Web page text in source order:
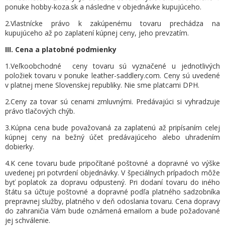
ponuke hobby-koza.sk a následne v objednávke kupujúceho.
2.Vlastnícke právo k zakúpenému tovaru prechádza na
kupujúceho až po zaplatení kúpnej ceny, jeho prevzatím.
III. Cena a platobné podmienky
1.Veľkoobchodné ceny tovaru sú vyznačené u jednotlivých
položiek tovaru v ponuke leather-saddlery.com. Ceny sú uvedené
v platnej mene Slovenskej republiky. Nie sme platcami DPH.
2.Ceny za tovar sú cenami zmluvnými. Predávajúci si vyhradzuje
právo tlačových chýb.
3.Kúpna cena bude považovaná za zaplatenú až pripísaním celej
kúpnej ceny na bežný účet predávajúceho alebo uhradením
dobierky.
4.K cene tovaru bude pripočítané poštovné a dopravné vo výške
uvedenej pri potvrdení objednávky. V špeciálnych prípadoch môže
byť poplatok za dopravu odpustený. Pri dodaní tovaru do iného
štátu sa účtuje poštovné a dopravné podľa platného sadzobníka
prepravnej služby, platného v deň odoslania tovaru. Cena dopravy
do zahraničia Vám bude oznámená emailom a bude požadované
jej schválenie.